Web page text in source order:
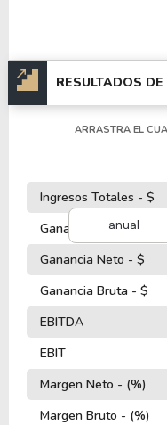
RESULTADOS DE
anual
ARRASTRA EL
Ingresos Totales - $
Ganancia Operativa -
Ganancia Neto - $
Ganancia Bruta - $
EBITDA
EBIT
Margen Neto - (%)
Margen Bruto - (%)